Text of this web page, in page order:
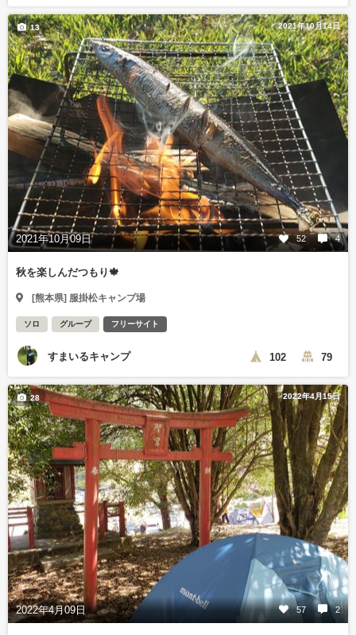
2021年10月14日
2021年10月09日 52 4
13
秋を楽しんだつもり🍁
[熊本県] 服掛松キャンプ場
ソロ グループ フリーサイト
すまいるキャンプ 102 79
2022年4月15日
2022年4月09日 57 2
28